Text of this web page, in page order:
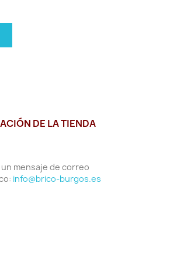
DE LA TIENDA
mensaje de correo
info@brico-burgos.es